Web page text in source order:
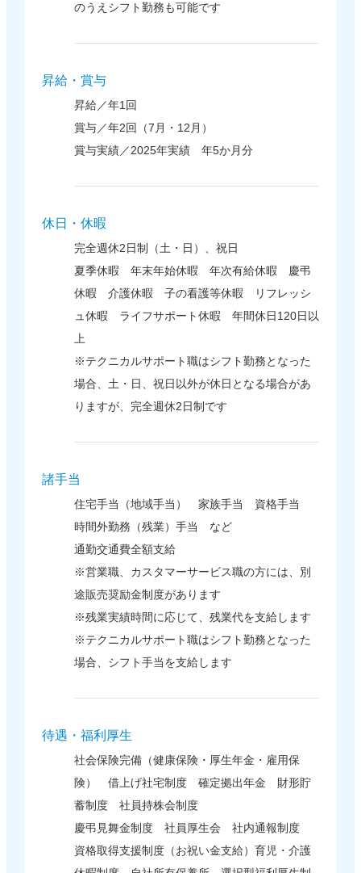
のうえシフト勤務も可能です
昇給・賞与
昇給／年1回
賞与／年2回（7月・12月）
賞与実績／2025年実績 年5か月分
休日・休暇
完全週休2日制（土・日）、祝日
夏季休暇 年末年始休暇 年次有給休暇 慶弔
休暇 介護休暇 子の看護等休暇 リフレッシ
ュ休暇 ライフサポート休暇 年間休日120日以
上
※テクニカルサポート職はシフト勤務となった
場合、土・日、祝日以外が休日となる場合があ
りますが、完全週休2日制です
諸手当
住宅手当（地域手当） 家族手当 資格手当
時間外勤務（残業）手当 など
通勤交通費全額支給
※営業職、カスタマーサービス職の方には、別
途販売奨励金制度があります
※残業実績時間に応じて、残業代を支給します
※テクニカルサポート職はシフト勤務となった
場合、シフト手当を支給します
待遇・福利厚生
社会保険完備（健康保険・厚生年金・雇用保
険） 借上げ社宅制度 確定拠出年金 財形貯
蓄制度 社員持株会制度
慶弔見舞金制度 社員厚生会 社内通報制度
資格取得支援制度（お祝い金支給）育児・介護